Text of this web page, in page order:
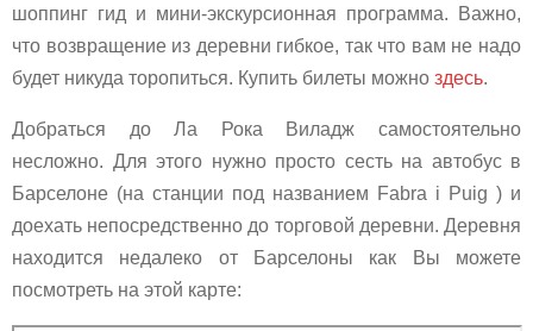
шоппинг гид и мини-экскурсионная программа. Важно,
что возвращение из деревни гибкое, так что вам не надо
будет никуда торопиться. Купить билеты можно здесь.
Добраться до Ла Рока Виладж самостоятельно
несложно. Для этого нужно просто сесть на автобус в
Барселоне (на станции под названием Fabra i Puig ) и
доехать непосредственно до торговой деревни. Деревня
находится недалеко от Барселоны как Вы можете
посмотреть на этой карте: